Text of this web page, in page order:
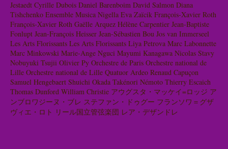
Jestaedt Cyrille Dubois Daniel Barenboim David Salmon Diana
Tishchenko Ensemble Musica Nigella Eva Zaïcik François-Xavier Roth
François-Xavier Roth Gaëlle Arquez Hélène Carpentier Jean-Baptiste
Fonlupt Jean-François Heisser Jean-Sébastien Bou Jos van Immerseel
Les Arts Florissants Les Arts Florissants Liya Petrova Marc Labonnette
Marc Minkowski Marie-Ange Nguci Mayumi Kanagawa Nicolas Stavy
Nobuyuki Tsujii Olivier Py Orchestre de Paris Orchestre national de
Lille Orchestre national de Lille Quatuor Ardeo Renaud Capuçon
Samuel Hengebaert Shuichi Okada Takénori Némoto Thierry Escaich
Thomas Dunford William Christie アウグスタ・マッケイ=ロッジ ア
ンブロワジーヌ・ブレ ステファン・ドゥグー フランソワ＝グザ
ヴィエ・ロト リール国立管弦楽団 レア・デザンドレ